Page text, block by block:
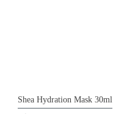
Shea Hydration Mask 30ml